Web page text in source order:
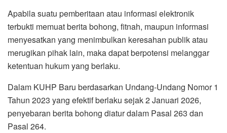
Apabila suatu pemberitaan atau informasi elektronik
terbukti memuat berita bohong, fitnah, maupun informasi
menyesatkan yang menimbulkan keresahan publik atau
merugikan pihak lain, maka dapat berpotensi melanggar
ketentuan hukum yang berlaku.
Dalam KUHP Baru berdasarkan Undang-Undang Nomor 1
Tahun 2023 yang efektif berlaku sejak 2 Januari 2026,
penyebaran berita bohong diatur dalam Pasal 263 dan
Pasal 264.